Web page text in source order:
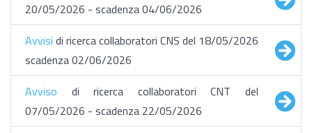
20/05/2026 - scadenza 04/06/2026
Avvisi di ricerca collaboratori CNS del 18/05/2026
scadenza 02/06/2026
Avviso di ricerca collaboratori CNT del
07/05/2026 - scadenza 22/05/2026